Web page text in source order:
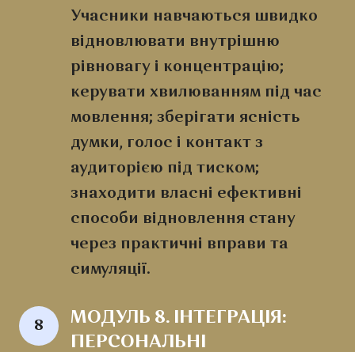
Учасники навчаються швидко
відновлювати внутрішню
рівновагу і концентрацію;
керувати хвилюванням під час
мовлення; зберігати ясність
думки, голос і контакт з
аудиторією під тиском;
знаходити власні ефективні
способи відновлення стану
через практичні вправи та
симуляції.
8
МОДУЛЬ 8. ІНТЕГРАЦІЯ:
ПЕРСОНАЛЬНІ